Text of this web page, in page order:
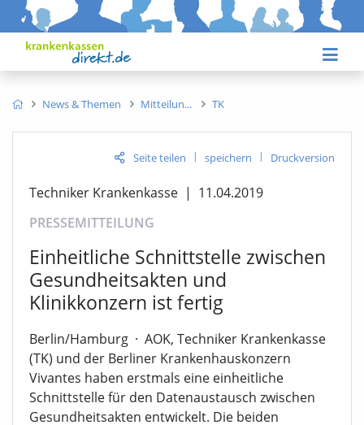
News & Themen Mitteilun TK
Seite teilen | speichern | Druckversion
Techniker Krankenkasse | 11.04.2019
PRESSEMITTEILUNG
Einheitliche Schnittstelle zwischen
Gesundheitsakten und
Klinikkonzern ist fertig
Berlin/Hamburg · AOK, Techniker Krankenkasse
(TK) und der Berliner Krankenhauskonzern
Vivantes haben erstmals eine einheitliche
Schnittstelle für den Datenaustausch zwischen
Gesundheitsakten entwickelt. Die beiden